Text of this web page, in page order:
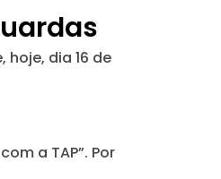
dia 16 de
a TAP”. Por